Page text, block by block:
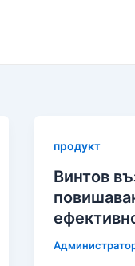
продукт
Винтов